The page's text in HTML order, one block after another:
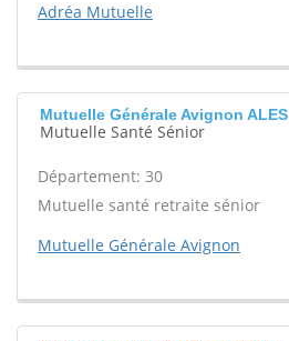
Adréa Mutuelle
Mutuelle Générale Avignon ALES
Mutuelle Santé Sénior
Département: 30
Mutuelle santé retraite sénior
Mutuelle Générale Avignon